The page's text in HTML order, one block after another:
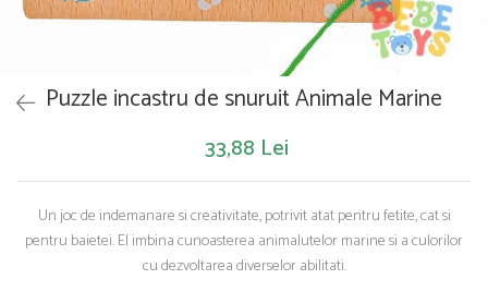
Puzzle incastru de snuruit Animale Marine
33,88 Lei
Un joc de indemanare si creativitate, potrivit atat pentru fetite, cat si
pentru baietei. El imbina cunoasterea animalutelor marine si a culorilor
cu dezvoltarea diverselor abilitati.